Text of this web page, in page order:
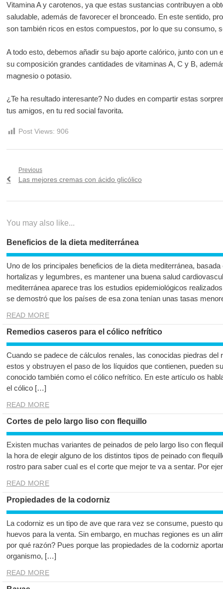
Vitamina A y carotenos, ya que estas sustancias contribuyen a
saludable, además de favorecer el bronceado. En este sentido,
son también ricos en estos compuestos, por lo que su consumo,
A todo esto, debemos añadir su bajo aporte calórico, junto con un
su composición grandes cantidades de vitaminas A, C y B,
magnesio o potasio.
¿Te ha resultado interesante? No dudes en compartir estas
tus amigos, en tu red social favorita.
Post Views: 906
Navegación
Previous
Previous
Las mejores cremas con ácido glicólico
You may also like...
Beneficios de la dieta mediterránea
Uno de los principales beneficios de la dieta mediterránea,
hortalizas y legumbres, es mantener una buena salud
mediterránea aparece tras los estudios epidemiológicos
se demostró que los países de esa zona tenían unas tasas
READ MORE
Remedios caseros para el cólico nefrítico
Cuando se padece de cálculos renales, las conocidas piedras del
estos y obstruyen el paso de los líquidos que contienen, pueden
conocido también como el cólico nefrítico. En este artículo os
el cólico […]
READ MORE
Cortes de pelo largo liso con flequillo
Existen muchas variantes de peinados de pelo largo liso con
la hora de elegir alguno de los distintos tipos de peinado con
rostro para saber cual es el corte que mejor te va a sentar. Por
READ MORE
Propiedades de la codorniz
La codorniz es un tipo de ave que rara vez se consume, puesto
huevos para la venta. Sin embargo, en muchas regiones es un
por qué razón? Pues porque las propiedades de la codorniz
organismo, […]
READ MORE